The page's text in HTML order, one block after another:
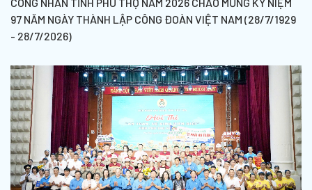
CÔNG NHÂN TỈNH PHÚ THỌ NĂM 2026 CHÀO MỪNG KỶ NIỆM
97 NĂM NGÀY THÀNH LẬP CÔNG ĐOÀN VIỆT NAM (28/7/1929
- 28/7/2026)